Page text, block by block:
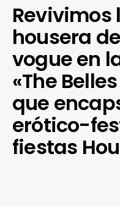
Revivimos
housera
vogue en
«The
que
erótico-
fiestas